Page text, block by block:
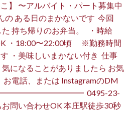
】 〜アルバイト・パート募集中
の ある日のまかないです ⁡ 今回
持ち帰りのお弁当。 ⁡ ⁡ ・時給
・18:00〜22:00頃 ※勤務時間
・美味しいまかない付き ⁡ 仕事
になることがありましたら お気
お電話、または InstagramのDM
️0495-23-
問い合わせOK 本庄駅徒歩30秒